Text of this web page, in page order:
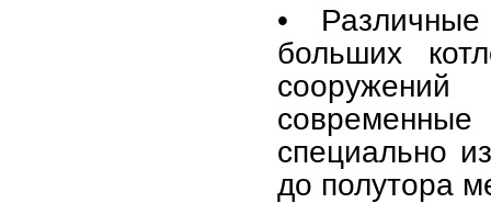
•
больших
специально
до полутора